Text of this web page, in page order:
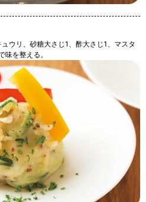
ウリ、砂糖大さじ1、酢大さじ1、マスタ
味を整える。